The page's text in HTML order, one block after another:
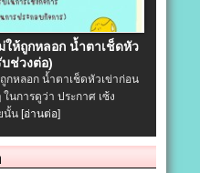
ให้ถูกหลอก น้ำตาเช็ดหัว
ช่วงต่อ)
ถูกหลอก น้ำตาเช็ดหัวเข่าก่อน
นการดูว่า ประกาศ เซ้ง
นั้น [อ่านต่อ]